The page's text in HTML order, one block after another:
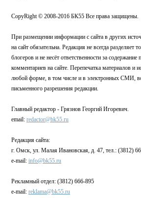
CopyRight © 2008-2016 БК55 Все права защищены.
При размещении информации с сайта в других
на сайт обязательна. Редакция не всегда разделяет
блогеров и не несёт ответственности за содержание
комментариев на сайте. Перепечатка материалов и
любой форме, в том числе и в электронных СМИ,
письменного разрешения редакции.
Главный редактор - Грязнов Георгий Игоревич.
email: redactor@bk55.ru
Редакция сайта:
г. Омск, ул. Малая Ивановская, д. 47, тел.: (3812)
e-mail: info@bk55.ru
Рекламный отдел: (3812) 666-895
e-mail: reklama@bk55.ru